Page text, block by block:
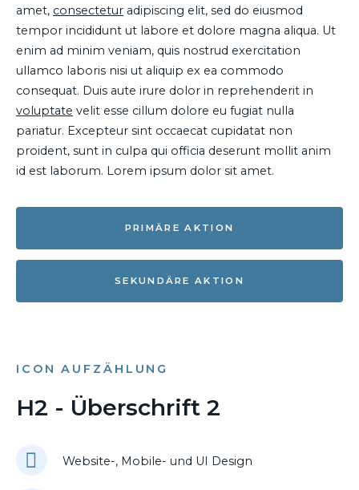
amet, consectetur adipiscing elit, sed do eiusmod
tempor incididunt ut labore et dolore magna aliqua. Ut
enim ad minim veniam, quis nostrud exercitation
ullamco laboris nisi ut aliquip ex ea commodo
consequat. Duis aute irure dolor in reprehenderit in
voluptate velit esse cillum dolore eu fugiat nulla
pariatur. Excepteur sint occaecat cupidatat non
proident, sunt in culpa qui officia deserunt mollit anim
id est laborum. Lorem ipsum dolor sit amet.
PRIMÄRE AKTION
SEKUNDÄRE AKTION
ICON AUFZÄHLUNG
H2 - Überschrift 2
Website-, Mobile- und UI Design